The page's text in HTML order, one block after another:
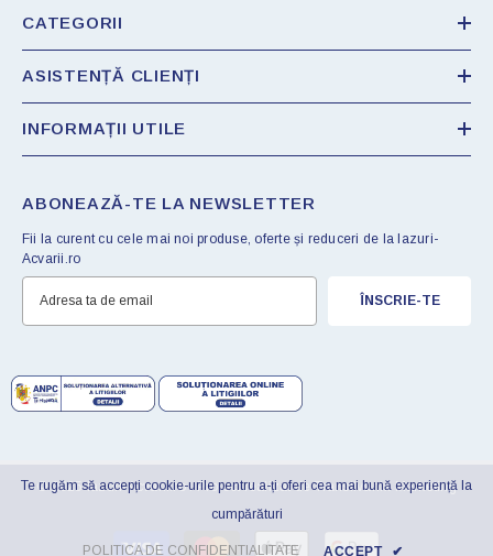
CATEGORII
ASISTENȚĂ CLIENȚI
INFORMAȚII UTILE
ABONEAZĂ-TE LA NEWSLETTER
Fii la curent cu cele mai noi produse, oferte și reduceri de la Iazuri-
Acvarii.ro
ÎNSCRIE-TE
© 2025 Iazuri-Acvarii.ro . Proiect realizat deTransilvania Marketing
Metode
Te rugăm să accepți cookie-urile pentru a-ți oferi cea mai bună experiență la
cumpărături
POLITICA DE CONFIDENTIALITATE ACCEPT ✔